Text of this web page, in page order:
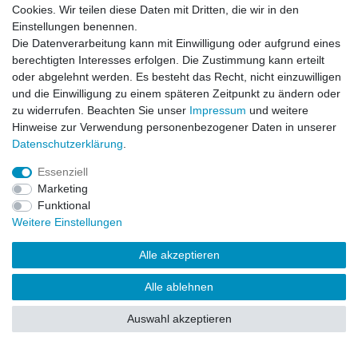
Kontakt
Alle auf dieser Webseite dargestellten Produkte und
Produktinformationen dienen ausschließlich der
allgemeinen Information. Es wird darauf hingewiesen, dass
Abweichungen zwischen den auf der Webseite
dargestellten Produkten und den tatsächlich gelieferten
Modellen möglich sind.
Die auf der Webseite gezeigten Abbildungen,
Spezifikationen und Beschreibungen können Änderungen
unterliegen und stellen nicht notwendigerweise die finalen
Produkteigenschaften dar. Der Anbieter behält sich das
Recht vor, jederzeit und ohne vorherige Ankündigung
Änderungen an den dargestellten Produkten vorzunehmen.
Cookies. Wir teilen diese Daten mit Dritten, die wir in den
Einstellungen benennen.
Die Datenverarbeitung kann mit Einwilligung oder aufgrund eines
berechtigten Interesses erfolgen. Die Zustimmung kann erteilt
oder abgelehnt werden. Es besteht das Recht, nicht einzuwilligen
und die Einwilligung zu einem späteren Zeitpunkt zu ändern oder
zu widerrufen. Beachten Sie unser Impressum und weitere
Hinweise zur Verwendung personenbezogener Daten in unserer
Daten­schutz­erklärung
Essenziell
Marketing
Funktional
Weitere Einstellungen
Alle akzeptieren
Alle ablehnen
Auswahl akzeptieren